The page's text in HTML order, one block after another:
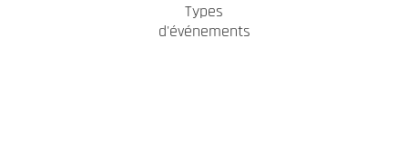
Types
d'événements